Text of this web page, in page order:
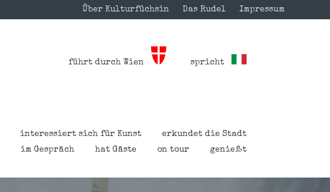
Über Kulturfüchsin Das Rudel Impressum
führt durch Wien spricht
interessiert sich für Kunst
erkundet die Stadt
im Gespräch
hat Gäste on tour genießt